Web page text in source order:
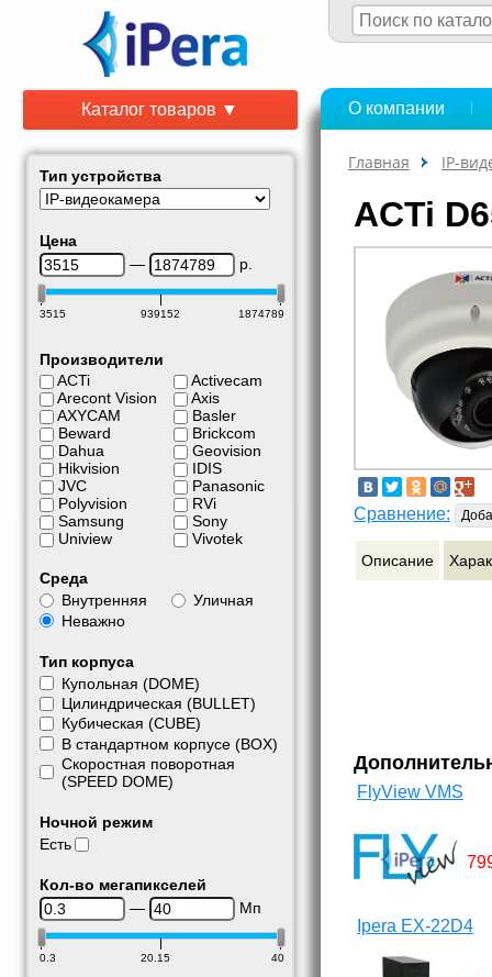
Каталог товаров ▼
Тип устройства
Цена
—
р.
3515 939152 1874789
Производители
ACTi
Arecont Vision
AXYCAM
Beward
Dahua
Hikvision
JVC
Polyvision
Samsung
Uniview
Activecam
Axis
Basler
Brickcom
Geovision
IDIS
Panasonic
RVi
Sony
Vivotek
Среда
Внутренняя
Уличная
Неважно
Тип корпуса
Купольная (DOME)
Цилиндрическая (BULLET)
Кубическая (CUBE)
В стандартном корпусе (BOX)
Скоростная поворотная
(SPEED DOME)
Ночной режим
Есть
Кол-во мегапикселей
—
Мп
0.3 20.15 40
О компании
Главная IP-
ACTi
Сравнение:
Описание
FlyView VMS
Ipera EX-22D4